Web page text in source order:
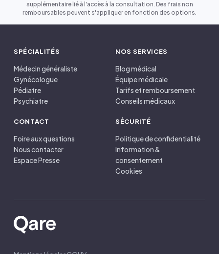
supplémentaire lié à l'accès à la consultation. Des frais non
remboursables peuvent s'appliquer en fonction des options.
SPÉCIALITÉS
Médecin généraliste
Gynécologue
Pédiatre
Psychiatre
NOS SERVICES
Blog médical
Équipe médicale
Tarifs et remboursement
Conseils médicaux
CONTACT
Foire aux questions
Nous contacter
Espace Presse
SÉCURITÉ
Politique de confidentialité
Information &
consentement
Cookies